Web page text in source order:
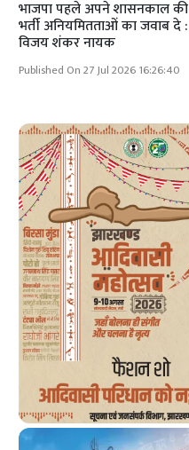
भाजपा पहले अपने शासनकाल की
भर्ती अनियमितताओं का जवाब दे :
विजय शंकर नायक
Published On 27 Jul 2026 16:26:40